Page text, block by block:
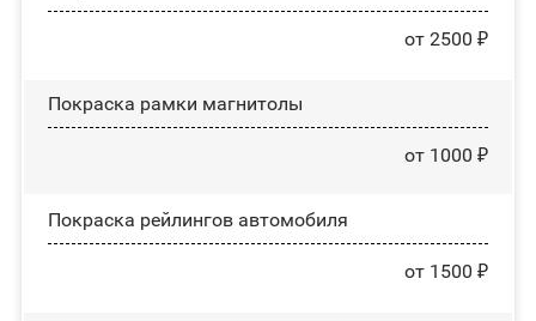
от 2500 ₽
Покраска рамки магнитолы
от 1000 ₽
Покраска рейлингов автомобиля
от 1500 ₽